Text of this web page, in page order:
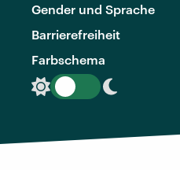
Gender und Sprache
Barrierefreiheit
Farbschema